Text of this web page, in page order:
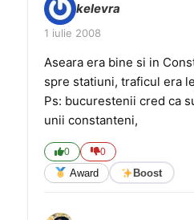
kelevra
1 iulie 2008
Aseara era bine si in
spre statiuni, traficul era
Ps: bucurestenii cred ca
unii constanteni,
0 0
Award Boost